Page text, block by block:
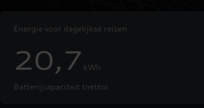
Energie voor dagelijkse reizen
20,7 kWh
Batterijcapaciteit (netto)